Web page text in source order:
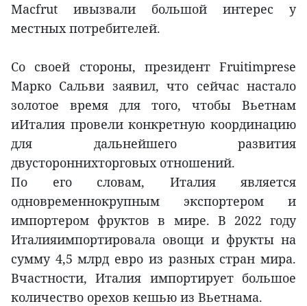
Macfrut ивызвали большой интерес у
местных потребителей.
Со своей стороны, президент Fruitimprese
Марко Сальви заявил, что сейчас настало
золотое время для того, чтобы Вьетнам
иИталия провели конкретную координацию
для дальнейшего развития
двустороннихторговых отношений.
По его словам, Италия является
одновременнокрупным экспортером и
импортером фруктов в мире. В 2022 году
Италияимпортировала овощи и фрукты на
сумму 4,5 млрд евро из разных стран мира.
Вчастности, Италия импортирует большое
количество орехов кешью из Вьетнама.